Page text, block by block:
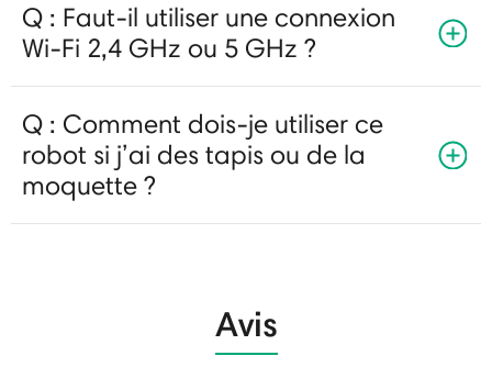
Q : Faut-il utiliser une connexion
Wi-Fi 2,4 GHz ou 5 GHz ?
Q : Comment dois-je utiliser ce
robot si j’ai des tapis ou de la
moquette ?
Avis